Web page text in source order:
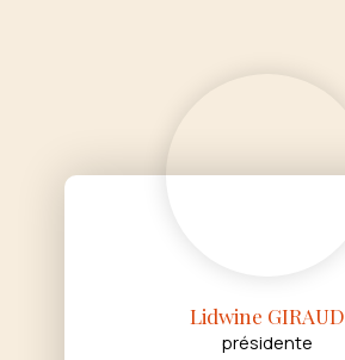
Lidwine GIRAUD
présidente